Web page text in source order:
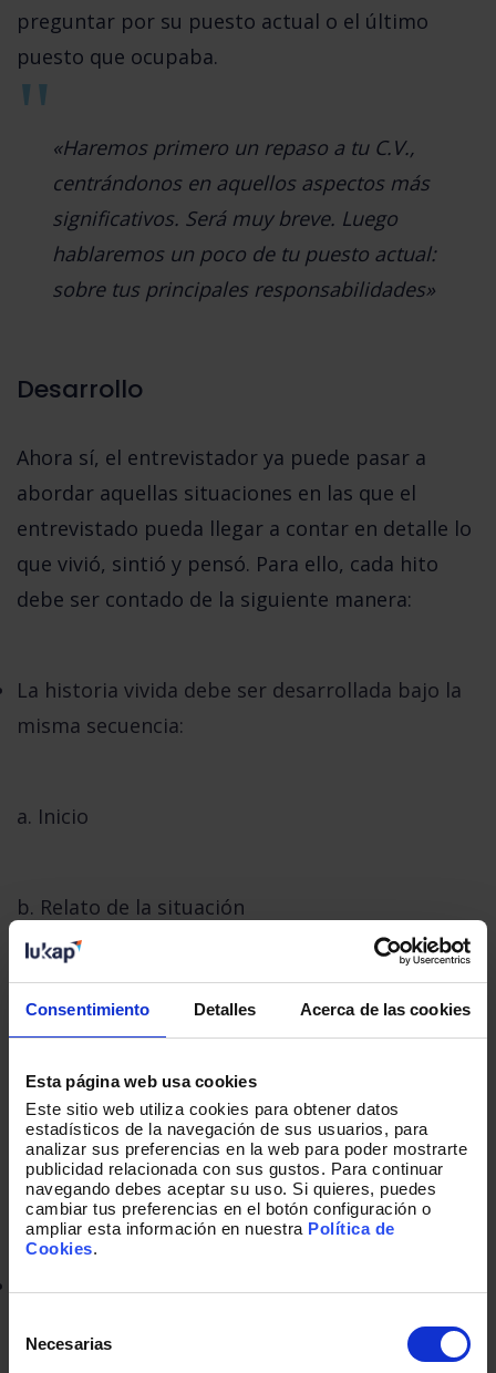
Consentimiento Detalles Acerca de las cookies
Esta página web usa cookies
Este sitio web utiliza cookies para obtener datos
estadísticos de la navegación de sus usuarios, para
analizar sus preferencias en la web para poder mostrarte
publicidad relacionada con sus gustos. Para continuar
navegando debes aceptar su uso. Si quieres, puedes
cambiar tus preferencias en el botón configuración o
ampliar esta información en nuestra Política de
Cookies.
Necesarias
preguntar por su puesto actual o el último
puesto que ocupaba.
«Haremos primero un repaso a tu C.V.,
centrándonos en aquellos aspectos más
significativos. Será muy breve. Luego
hablaremos un poco de tu puesto actual:
sobre tus principales responsabilidades»
Desarrollo
Ahora sí, el entrevistador ya puede pasar a
abordar aquellas situaciones en las que el
entrevistado pueda llegar a contar en detalle lo
que vivió, sintió y pensó. Para ello, cada hito
debe ser contado de la siguiente manera:
La historia vivida debe ser desarrollada bajo la
misma secuencia:
a. Inicio
b. Relato de la situación
c. Desenlace
«Para cada situación, dame primero una
visión general de la misma en un par de
minutos. Cuéntame quiénes estaban
implicados, cuál fue el resultado»
último año o que haya sucedido en los últimos
18 meses máximo. De no serlo, se perdería